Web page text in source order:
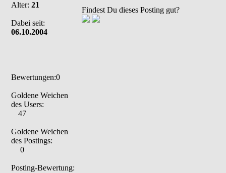
Alter: 21
Dabei seit:
06.10.2004
Bewertungen:0
Goldene Weichen
des Users:
47
Goldene Weichen
des Postings:
0
Posting-Bewertung:
Findest Du dieses Posting gut?